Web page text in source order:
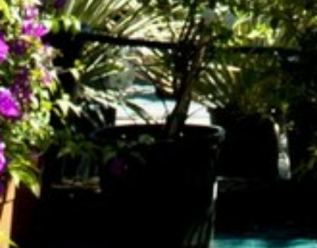
LATO MARE
SVILUPPO SOSTENIBILE : L’IMPEGNO
DEI NOSTRI PROFESSIONISTI !